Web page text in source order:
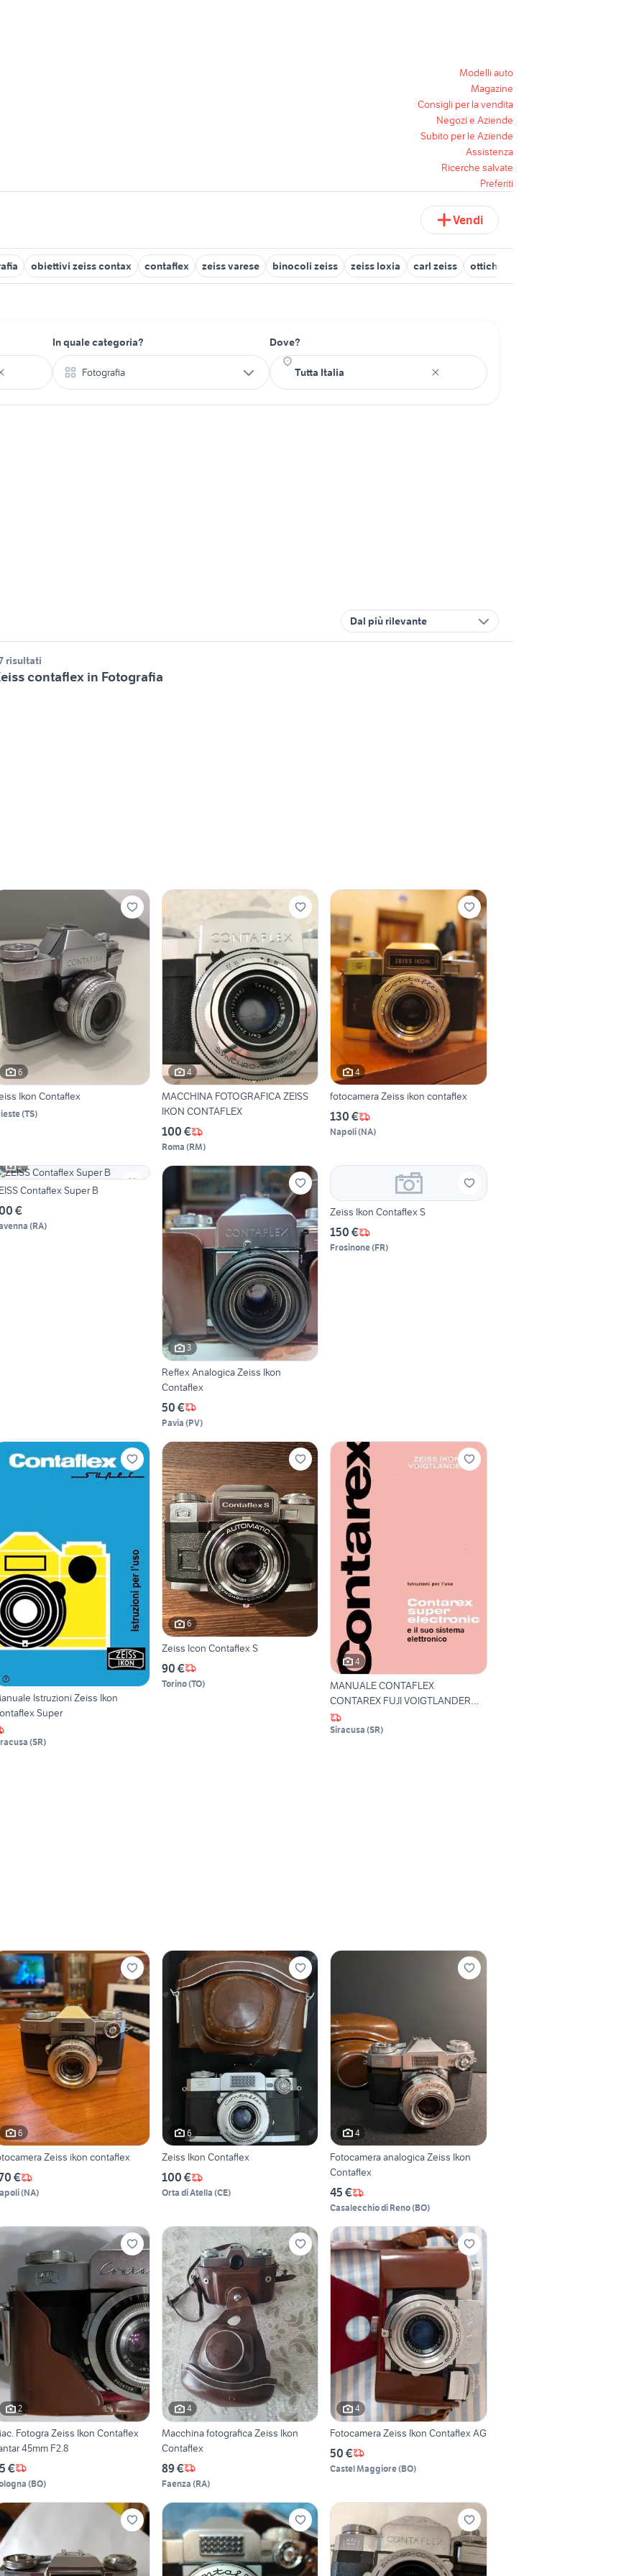
Modelli auto
Magazine
Consigli per la vendita
Negozi e Aziende
Subito per le Aziende
Assistenza
Ricerche salvate
Preferiti
Vendi
obiettivi zeiss contax contaflex zeiss varese binocoli zeiss zeiss loxia carl zeiss ottiche zeiss usate
In quale categoria?
Fotografia
Dove?
Dal più rilevante
risultati
contaflex in Fotografia
6
Ikon Contaflex
(TS)
4
MACCHINA FOTOGRAFICA ZEISS
IKON CONTAFLEX
100 €
Roma (RM)
4
fotocamera Zeiss ikon contaflex
130 €
Napoli(NA)
2
Contaflex Super B
€
(RA)
3
Reflex Analogica Zeiss Ikon
Contaflex
50 €
Pavia (PV)
Zeiss Ikon Contaflex S
150 €
Frosinone(FR)
Istruzioni Zeiss Ikon
Super
(SR)
6
Zeiss Icon Contaflex S
90 €
Torino(TO)
4
MANUALE CONTAFLEX
CONTAREX FUJI VOIGTLANDER
ZEISS
Siracusa (SR)
6
Zeiss ikon contaflex
€
(NA)
6
Zeiss Ikon Contaflex
100 €
Orta di Atella (CE)
4
Fotocamera analogica Zeiss Ikon
Contaflex
45 €
Casalecchio di Reno(BO)
2
Fotogra Zeiss Ikon Contaflex
45mm F2.8
€
(BO)
4
Macchina fotografica Zeiss Ikon
Contaflex
89 €
Faenza (RA)
4
Fotocamera Zeiss Ikon Contaflex AG
50 €
Castel Maggiore(BO)